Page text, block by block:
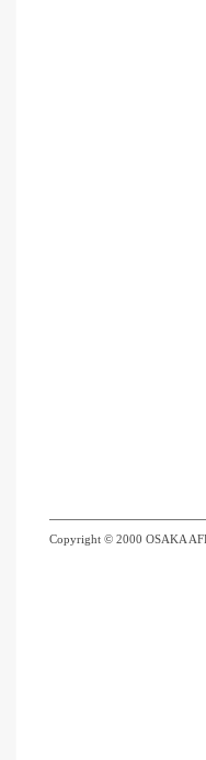
Copyright © 2000 OSAKA